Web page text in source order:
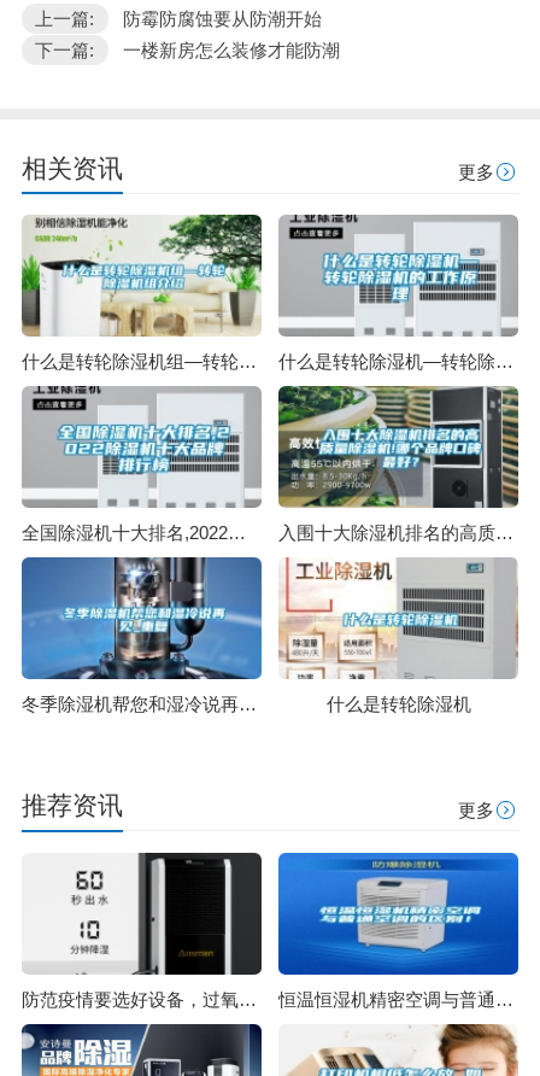
上一篇:
防霉防腐蚀要从防潮开始
下一篇:
一楼新房怎么装修才能防潮
相关资讯 更多
什么是转轮除湿机组—转轮除湿机组介绍 什么是转轮除湿机—转轮除湿机的工作原理
全国除湿机十大排名,2022除湿机十大品牌排行榜 入围十大除湿机排名的高质量除湿机!哪个品牌口碑最好？
冬季除湿机帮您和湿冷说再见_重复 什么是转轮除湿机
推荐资讯 更多
防范疫情要选好设备，过氧化氢干雾消毒机 恒温恒湿机精密空调与普通空调的区别！